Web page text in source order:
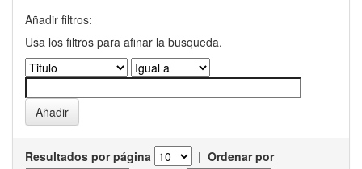
Añadir filtros:
Usa los filtros para afinar la busqueda.
Resultados por página | Ordenar por